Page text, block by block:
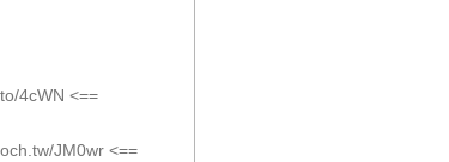
4cWN <==
JM0wr <==